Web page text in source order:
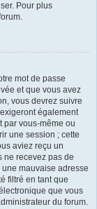
Pour plus
mot de passe
et que vous avez
vous devrez suivre
également
par vous-même ou
une session ; cette
aviez reçu un
ne recevez pas de
mauvaise adresse
filtré en tant que
que vous
du forum.